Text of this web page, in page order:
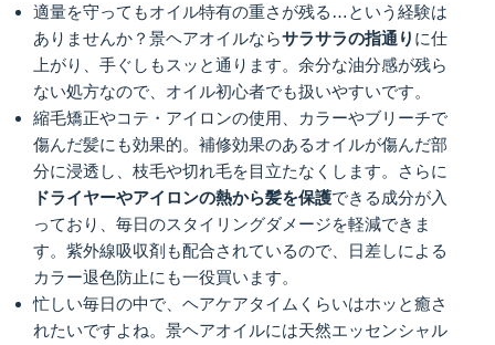
適量を守ってもオイル特有の重さが残る…という経験は
ありませんか？景ヘアオイルならサラサラの指通り に仕
上がり、手ぐしもスッと通ります。余分な油分感が残ら
ない処方なので、オイル初心者でも扱いやすいです。
縮毛矯正やコテ・アイロンの使用、カラーやブリーチで
傷んだ髪にも効果的。補修効果のあるオイルが傷んだ部
分に浸透し、枝毛や切れ毛を目立たなくします。さらに
ドライヤーやアイロンの熱から髪を保護できる成分が入
っており、毎日のスタイリングダメージを軽減できま
す。紫外線吸収剤も配合されているので、日差しによる
カラー退色防止にも一役買います。
忙しい毎日の中で、ヘアケアタイムくらいはホッと癒さ
れたいですよね。景ヘアオイルには天然エッセンシャル